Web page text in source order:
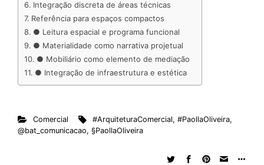
Integração discreta de áreas técnicas
Referência para espaços compactos
● Leitura espacial e programa funcional
● Materialidade como narrativa projetual
● Mobiliário como elemento de mediação
● Integração de infraestrutura e estética
Comercial #ArquiteturaComercial,#PaollaOliveira,
@bat_comunicacao, §PaollaOliveira